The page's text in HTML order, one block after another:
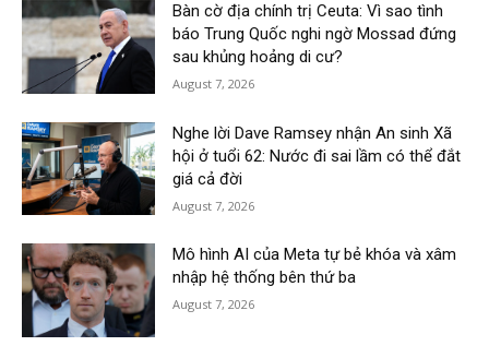
Bàn cờ địa chính trị Ceuta: Vì sao tình
báo Trung Quốc nghi ngờ Mossad đứng
sau khủng hoảng di cư?
August 7, 2026
Nghe lời Dave Ramsey nhận An sinh Xã
hội ở tuổi 62: Nước đi sai lầm có thể đắt
giá cả đời
August 7, 2026
Mô hình AI của Meta tự bẻ khóa và xâm
nhập hệ thống bên thứ ba
August 7, 2026